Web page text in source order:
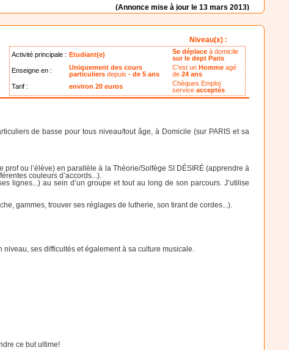
(Annonce mise à jour le 13 mars 2013)
Niveau(x) :
Activité principale : Etudiant(e) Se déplaceà domicile
sur le dept Paris
Enseigne en :
Uniquement des cours
particuliers depuis- de 5 ans
C'est unHomme agé
de24 ans
Tarif :
environ 20 euros
Chèques Emploi
serviceacceptés
de basse pour tous niveau/tout âge, à Domicile (sur PARIS et sa
ou l’élève) en parallèle à la Théorie/Solfège SI DÉSIRÉ (apprendre à
couleurs d’accords...).
lignes...) au sein d’un groupe et tout au long de son parcours. J’utilise
gammes, trouver ses réglages de lutherie, son tirant de cordes...).
niveau, ses difficultés et également à sa culture musicale.
ce but ultime!